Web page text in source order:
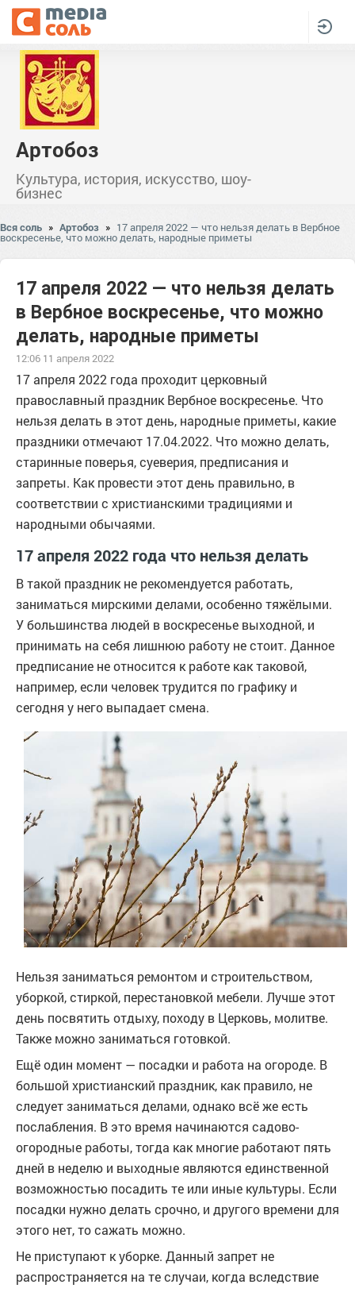
Артобоз
Культура, история, искусство, шоу-
бизнес
Вся соль » Артобоз » 17 апреля 2022 — что нельзя делать в Вербное
воскресенье, что можно делать, народные приметы
17 апреля 2022 — что нельзя делать
в Вербное воскресенье, что можно
делать, народные приметы
12:06 11 апреля 2022
17 апреля 2022 года проходит церковный
православный праздник Вербное воскресенье. Что
нельзя делать в этот день, народные приметы, какие
праздники отмечают 17.04.2022. Что можно делать,
старинные поверья, суеверия, предписания и
запреты. Как провести этот день правильно, в
соответствии с христианскими традициями и
народными обычаями.
17 апреля 2022 года что нельзя делать
В такой праздник не рекомендуется работать,
заниматься мирскими делами, особенно тяжёлыми.
У большинства людей в воскресенье выходной, и
принимать на себя лишнюю работу не стоит. Данное
предписание не относится к работе как таковой,
например, если человек трудится по графику и
сегодня у него выпадает смена.
Нельзя заниматься ремонтом и строительством,
уборкой, стиркой, перестановкой мебели. Лучше этот
день посвятить отдыху, походу в Церковь, молитве.
Также можно заниматься готовкой.
Ещё один момент — посадки и работа на огороде. В
большой христианский праздник, как правило, не
следует заниматься делами, однако всё же есть
послабления. В это время начинаются садово-
огородные работы, тогда как многие работают пять
дней в неделю и выходные являются единственной
возможностью посадить те или иные культуры. Если
посадки нужно делать срочно, и другого времени для
этого нет, то сажать можно.
Не приступают к уборке. Данный запрет не
распространяется на те случаи, когда вследствие